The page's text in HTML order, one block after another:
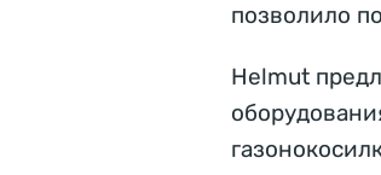
позволило
Helmut